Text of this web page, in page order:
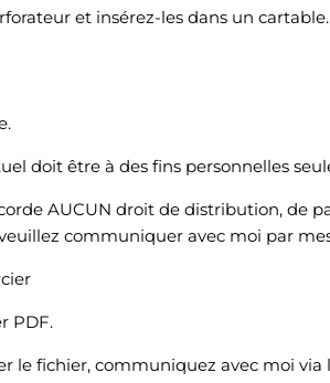
et insérez-les dans un
doit être à des fins personnelles
AUCUN droit de distribution, de
communiquer avec moi par
PDF.
le fichier, communiquez avec moi